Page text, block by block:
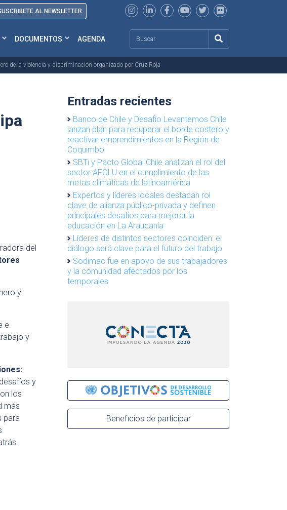
AL NEWSLETTER
DOCUMENTOS AGENDA
de la violencia y discriminación organizado por Cruz Roja
del
y
e
y
y
los
más
para
Entradas recientes
Banco de Chile y Desafío Levantemos Chile
lanzan plan para recuperar el borde costero y
reactivar emprendimientos en la Región de
Coquimbo
SBTi y Pacto Global Chile analizan el rol del
sector AFOLU en el cumplimiento de las
metas climáticas de latinoamérica
Expertos y líderes locales destacan rol
clave de alianza público-privada y definen
principales desafíos para mejorar la
educación en La Araucanía
Líderes de distintos sectores coinciden: el
diálogo será clave para el futuro del trabajo
Sodimac fue en apoyo de sus trabajadores
y la comunidad afectados por los
temporales
Beneficios de participar